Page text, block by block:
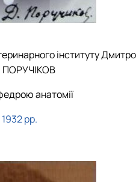
інституту Дмитро
ПОРУЧІКОВ
анатомії
1932 рр.